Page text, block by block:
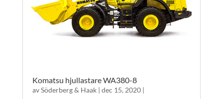
Komatsu hjullastare WA380-8
avSöderberg & Haak| dec 15, 2020|